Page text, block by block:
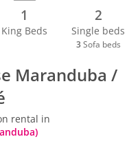
1
King Beds
2
Single beds
3Sofa beds
Maranduba /
rental in